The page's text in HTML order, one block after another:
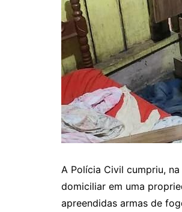
A Polícia Civil cumpriu,
domiciliar em uma
apreendidas armas de